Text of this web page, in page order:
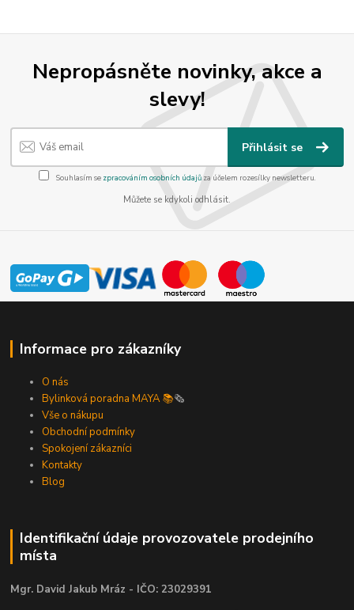
Nepropásněte novinky, akce a
slevy!
Přihlásit se
Souhlasím se zpracováním osobních údajůza účelem rozesílky newsletteru.
Můžete se kdykoli odhlásit.
Informace pro zákazníky
O nás
Bylinková poradna MAYA 📚🗞️
Vše o nákupu
Obchodní podmínky
Spokojení zákazníci
Kontakty
Blog
Identifikační údaje provozovatele prodejního
místa
Mgr. David Jakub Mráz - IČO: 23029391